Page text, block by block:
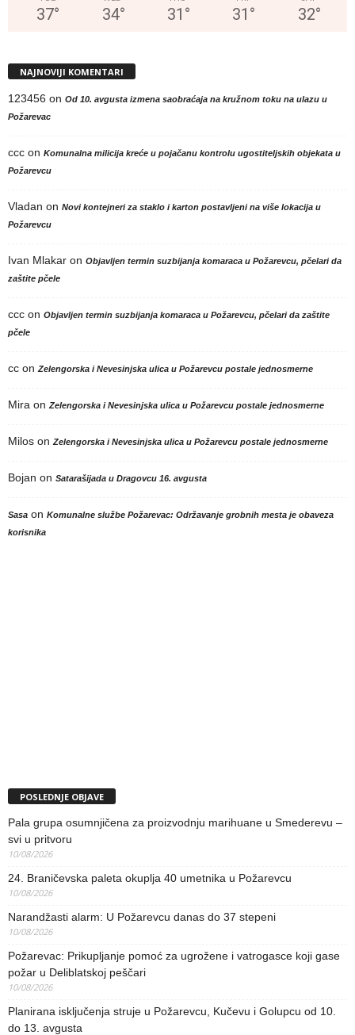
37° 34° 31 ° 31 ° 32°
NAJNOVIJI KOMENTARI
123456 on Od 10. avgusta izmena saobraćaja na kružnom toku na ulazu u
Požarevac
ccc on Komunalna milicija kreće u pojačanu kontrolu ugostiteljskih objekata u
Požarevcu
Vladan on Novi kontejneri za staklo i karton postavljeni na više lokacija u
Požarevcu
Ivan Mlakar on Objavljen termin suzbijanja komaraca u Požarevcu, pčelari da
zaštite pčele
ccc on Objavljen termin suzbijanja komaraca u Požarevcu, pčelari da zaštite
pčele
cc onZelengorska i Nevesinjska ulica u Požarevcu postale jednosmerne
Mira onZelengorska i Nevesinjska ulica u Požarevcu postale jednosmerne
Milos onZelengorska i Nevesinjska ulica u Požarevcu postale jednosmerne
Bojan on Satarašijada u Dragovcu 16. avgusta
Sasa on Komunalne službe Požarevac: Održavanje grobnih mesta je obaveza
korisnika
POSLEDNJE OBJAVE
Pala grupa osumnjičena za proizvodnju marihuane u Smederevu –
svi u pritvoru
10/08/2026
24. Braničevska paleta okuplja 40 umetnika u Požarevcu
10/08/2026
Narandžasti alarm: U Požarevcu danas do 37 stepeni
10/08/2026
Požarevac: Prikupljanje pomoć za ugrožene i vatrogasce koji gase
požar u Deliblatskoj peščari
10/08/2026
Planirana isključenja struje u Požarevcu, Kučevu i Golupcu od 10.
do 13. avgusta